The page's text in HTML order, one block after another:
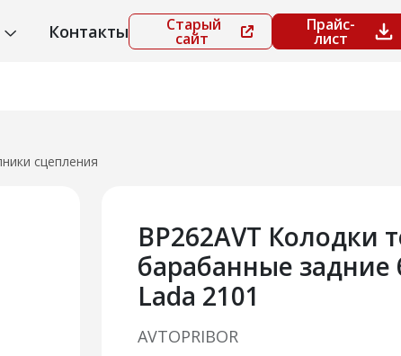
Контакты Старый
сайт
Прайс-
лист
сцепления
BP262AVT Колодки
барабанные задние
Lada 2101
AVTOPRIBOR